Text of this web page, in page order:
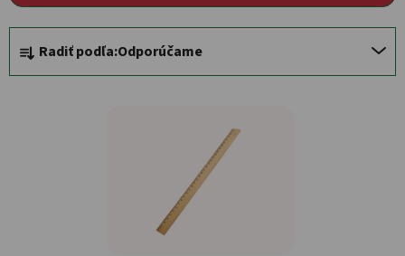
Radenie produktov
Radiť podľa:Odporúčame